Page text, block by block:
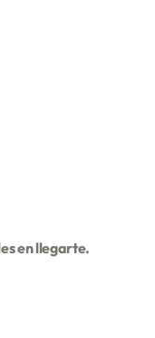
en llegarte.